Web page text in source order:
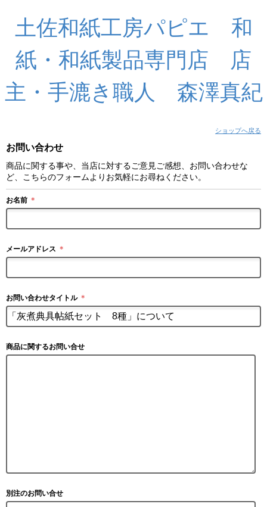
土佐和紙工房パピエ 和
紙・和紙製品専門店 店
主・手漉き職人 森澤真紀
ショップへ戻る
お問い合わせ
商品に関する事や、当店に対するご意見ご感想、お問い合わせな
ど、こちらのフォームよりお気軽にお尋ねください。
お名前 ＊
メールアドレス ＊
お問い合わせタイトル ＊
商品に関するお問い合せ
別注のお問い合せ